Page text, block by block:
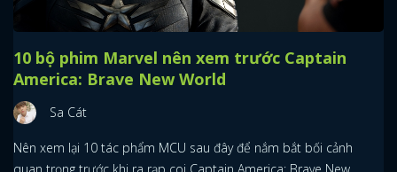
10 bộ phim Marvel nên xem trước Captain
America: Brave New World
Sa Cát
Nên xem lại 10 tác phẩm MCU sau đây để nắm bắt bối cảnh
quan trọng trước khi ra rạp coi Captain America: Brave New